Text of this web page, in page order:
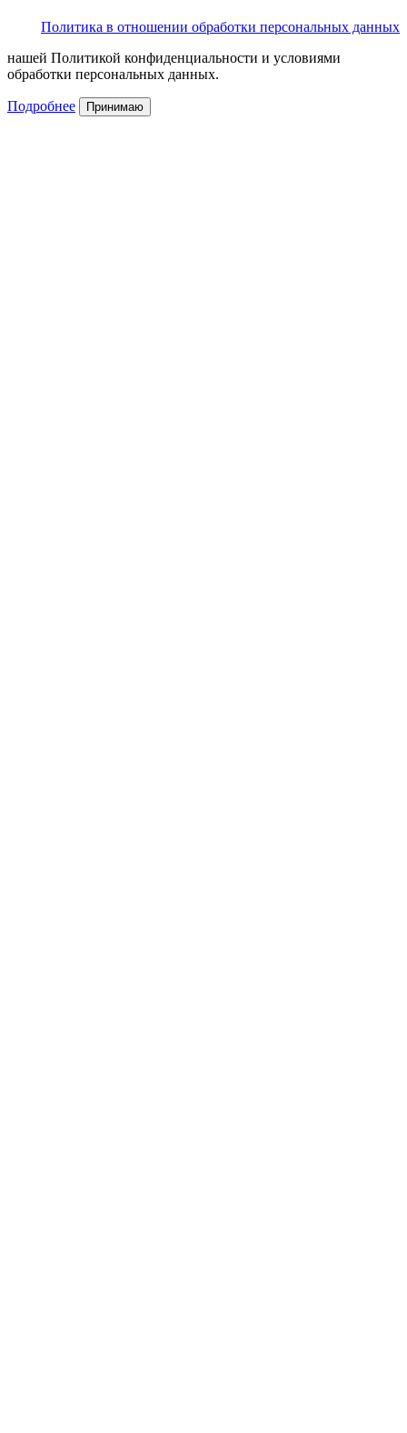
Политика в отношении обработки персональных данных
нашей Политикой конфиденциальности и условиями
обработки персональных данных.
Подробнее Принимаю